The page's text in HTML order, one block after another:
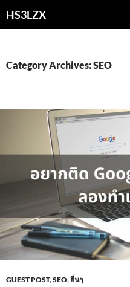
toHS3LZX
Category Archives: SEO
GUEST POST,SEO,อื่นๆ